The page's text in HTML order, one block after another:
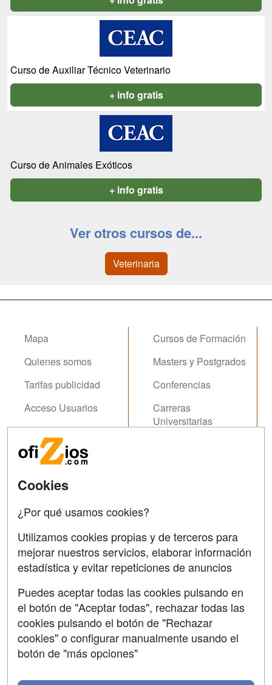
Curso de Auxiliar Técnico Veterinario
+ info gratis
Curso de Animales Exóticos
+ info gratis
Ver otros cursos de...
Veterinaria
Mapa
Quienes somos
Tarifas publicidad
Acceso Usuarios
Acceso Centros
Cursos de Formación
Masters y Postgrados
Conferencias
Carreras
Universitarias
Contactar
Copyleft
Grupo formazion:
Cookies
¿Por qué usamos cookies?
Utilizamos cookies propias y de terceros para
mejorar nuestros servicios, elaborar información
estadística y evitar repeticiones de anuncios
Puedes aceptar todas las cookies pulsando en
el botón de "Aceptar todas", rechazar todas las
cookies pulsando el botón de "Rechazar
cookies" o configurar manualmente usando el
botón de "más opciones"